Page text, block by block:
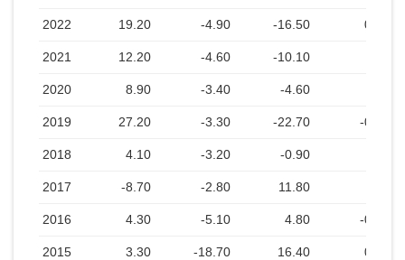
2022 19.20 -4.90 -16.50 0.10
2021 12.20 -4.60 -10.10
2020 8.90 -3.40 -4.60
2019 27.20 -3.30 -22.70 -0.10
2018 4.10 -3.20 -0.90
2017 -8.70 -2.80 11.80
2016 4.30 -5.10 4.80 -0.30
2015 3.30 -18.70 16.40 0.10